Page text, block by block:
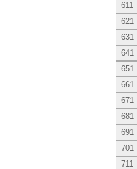
611
621
631
641
651
661
671
681
691
701
711